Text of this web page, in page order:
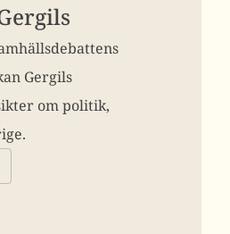
Gergils
om politik,